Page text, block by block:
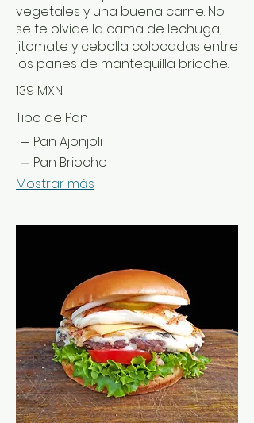
vegetales y una buena carne. No
se te olvide la cama de lechuga,
jitomate y cebolla colocadas entre
los panes de mantequilla brioche.
139 MXN
Tipo de Pan
Pan Ajonjoli
Pan Brioche
Mostrar más